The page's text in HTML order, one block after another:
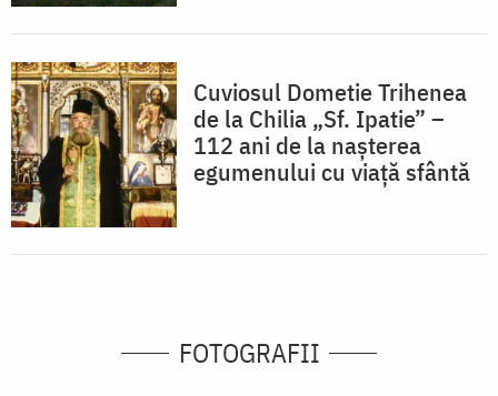
Cuviosul Dometie Trihenea
de la Chilia „Sf. Ipatie” –
112 ani de la nașterea
egumenului cu viață sfântă
FOTOGRAFII